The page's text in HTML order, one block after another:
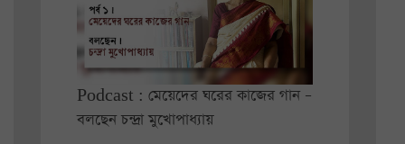
Podcast : মেয়েদের ঘরের কাজের গান –
বলছেন চন্দ্রা মুখোপাধ্যায়